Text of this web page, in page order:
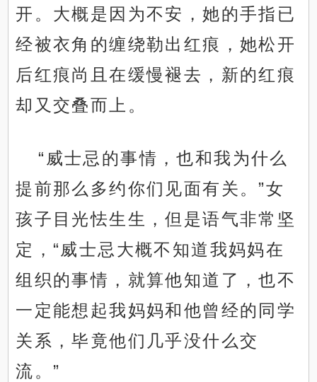
开。大概是因为不安，她的手指已
经被衣角的缠绕勒出红痕，她松开
后红痕尚且在缓慢褪去，新的红痕
却又交叠而上。
“威士忌的事情，也和我为什么
提前那么多约你们见面有关。”女
孩子目光怯生生，但是语气非常坚
定，“威士忌大概不知道我妈妈在
组织的事情，就算他知道了，也不
一定能想起我妈妈和他曾经的同学
关系，毕竟他们几乎没什么交
流。”